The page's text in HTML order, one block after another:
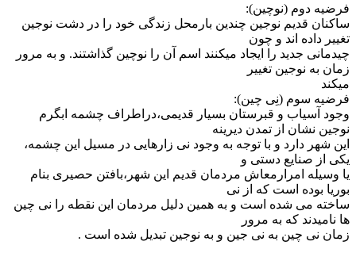
فرضیه دوم (نوچین):
ساکنان قدیم نوجین چندین بارمحل زندگی خود را در دشت نوجین
تغییر داده اند و چون
چیدمانی جدید را ایجاد میکنند اسم آن را نوچین گذاشتند. و به مرور
زمان به نوجین تغییر
میکند
فرضیه سوم (نِی چین):
وجود آسیاب و قبرستان بسیار قدیمی،دراطراف چشمه ابگرم
نوجین نشان از تمدن دیرینه
این شهر دارد و با توجه به وجود نی زارهایی در مسیل این چشمه،
یکی از صنایع دستی و
یا وسیله امرارمعاش مردمان قدیم این شهر،بافتن حصیری بنام
بوریا بوده است که از نی
ساخته می شده است و به همین دلیل مردمان این نقطه را نی چین
ها نامیدند که به مرور
زمان نی چین به نی جین و به نوجین تبدیل شده است .